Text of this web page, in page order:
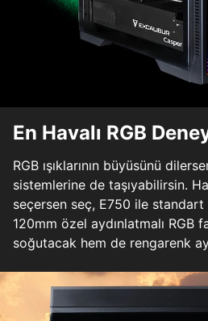
En Havalı RGB
RGB ışıklarının büyüsünü
sistemlerine de taşıyabilirsin.
seçersen seç, E750 ile
120mm özel aydınlatmalı RGB
soğutacak hem de rengarenk